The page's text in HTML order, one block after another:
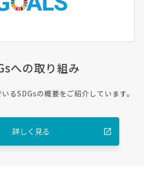
への取り組み
るSDGsの概要をご紹介しています。
詳しく見る